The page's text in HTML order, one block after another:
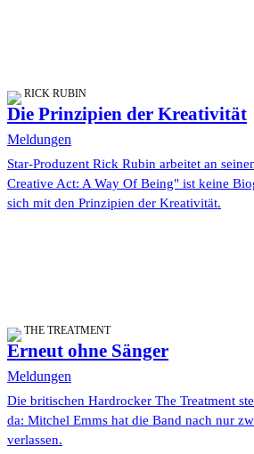
RICK RUBIN
Die Prinzipien der Kreativität
Meldungen
Star-Produzent Rick Rubin arbeitet an
Creative Act: A Way Of Being" ist keine
sich mit den Prinzipien der Kreativität.
THE TREATMENT
Erneut ohne Sänger
Meldungen
Die britischen Hardrocker The Treatment
da: Mitchel Emms hat die Band nach nur
verlassen.